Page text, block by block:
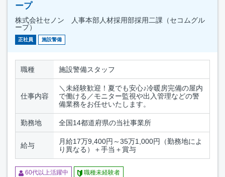
ープ
株式会社セノン 人事本部人材採用部採用二課（セコムグル
ープ）
正社員 施設警備
職種 施設警備スタッフ
仕事内容
＼未経験歓迎！夏でも安心♪冷暖房完備の屋内
で働ける／モニター監視や出入管理などの警
備業務をお任せいたします。
勤務地 全国14都道府県の当社事業所
給与
月給17万9,400円～35万1,000円（勤務地によ
り異なる）＋手当＋賞与
60代以上活躍中 職種未経験者